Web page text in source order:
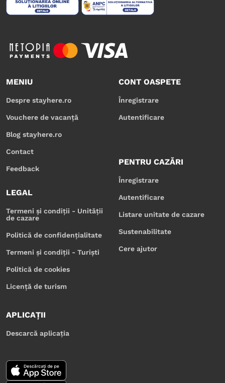
MENIU
Despre stayhere.ro
Vouchere de vacanță
Blog stayhere.ro
Contact
Feedback
LEGAL
Termeni și condiții - Unității
de cazare
Politică de confidențialitate
Termeni și condiții - Turiști
Politică de cookies
Licență de turism
CONT OASPETE
Înregistrare
Autentificare
PENTRU CAZĂRI
Înregistrare
Autentificare
Listare unitate de cazare
Sustenabilitate
Cere ajutor
APLICAȚII
Descarcă aplicația